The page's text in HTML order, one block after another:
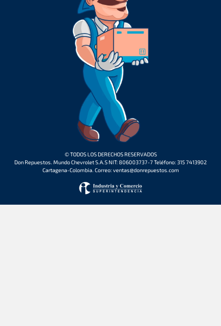
© TODOS LOS DERECHOS RESERVADOS
Don Repuestos. Mundo Chevrolet S.A.S NIT: 806003737-7 Teléfono: 315 7413902
Cartagena-Colombia. Correo: ventas@donrepuestos.com